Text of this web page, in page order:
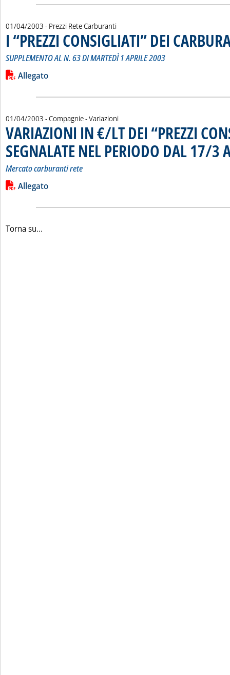
01/04/2003 - Prezzi Rete Carburanti
I “PREZZI CONSIGLIATI” DEI
SUPPLEMENTO AL N. 63 DI MARTEDÌ 1 APRILE 2003
Leggi tutta la notizia: 'I “PREZZI CONSIGLIATI” DEI
Lista allegati PDF alla notizia
Allegato
01/04/2003 - Compagnie - Variazioni
VARIAZIONI IN €/LT DEI “PREZZI
SEGNALATE NEL PERIODO DAL 17/3
Mercato carburanti rete
Leggi tutta la notizia: 'VARIAZIONI IN €/LT DEI “PREZZI
Lista allegati PDF alla notizia
Allegato
Torna su...